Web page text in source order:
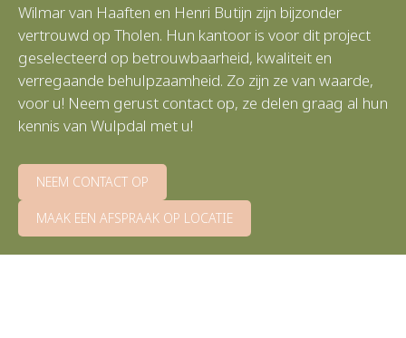
Wilmar van Haaften en Henri Butijn zijn bijzonder
vertrouwd op Tholen. Hun kantoor is voor dit project
geselecteerd op betrouwbaarheid, kwaliteit en
verregaande behulpzaamheid. Zo zijn ze van waarde,
voor u! Neem gerust contact op, ze delen graag al hun
kennis van Wulpdal met u!
NEEM CONTACT OP
MAAK EEN AFSPRAAK OP LOCATIE